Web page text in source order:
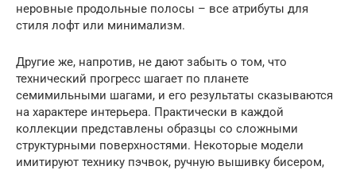
неровные продольные полосы – все атрибуты для
стиля лофт или минимализм.
Другие же, напротив, не дают забыть о том, что
технический прогресс шагает по планете
семимильными шагами, и его результаты сказываются
на характере интерьера. Практически в каждой
коллекции представлены образцы со сложными
структурными поверхностями. Некоторые модели
имитируют технику пэчвок, ручную вышивку бисером,